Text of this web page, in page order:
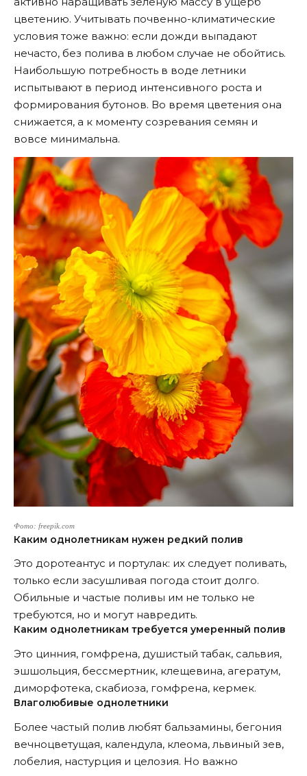
цветению. Учитывать почвенно-климатические
условия тоже важно: если дожди выпадают
нечасто, без полива в любом случае не обойтись.
Наибольшую потребность в воде летники
испытывают в период интенсивного роста и
формирования бутонов. Во время цветения она
снижается, а к моменту созревания семян и
вовсе минимальна.
Фото: freepik.com
Каким однолетникам нужен редкий полив
Это доротеантус и портулак: их следует поливать,
только если засушливая погода стоит долго.
Обильные и частые поливы им не только не
требуются, но и могут навредить.
Каким однолетникам требуется умеренный полив
Это цинния, гомфрена, душистый табак, сальвия,
эшшольция, бессмертник, клещевина, агератум,
диморфотека, скабиоза, гомфрена, кермек.
Влаголюбивые однолетники
Более частый полив любят бальзамины, бегония
вечноцветущая, календула, клеома, львиный зев,
лобелия, настурция и целозия. Но важно